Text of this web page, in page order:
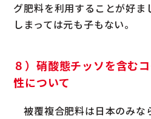
グ肥料を利用することが好ま
しまっては元も子もない。
８）硝酸態チッソを含む
性について
被覆複合肥料は日本のみな